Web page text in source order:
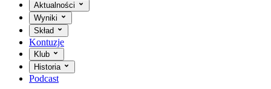
Aktualności
Wyniki
Skład
Kontuzje
Klub
Historia
Podcast